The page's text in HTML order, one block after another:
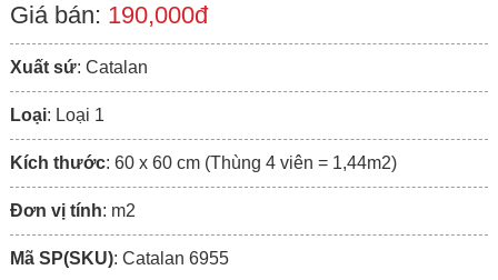
Giá bán: 190,000đ
Xuất sứ: Catalan
Loại: Loại 1
Kích thước: 60 x 60 cm (Thùng 4 viên = 1,44m2)
Đơn vị tính: m2
Mã SP(SKU): Catalan 6955